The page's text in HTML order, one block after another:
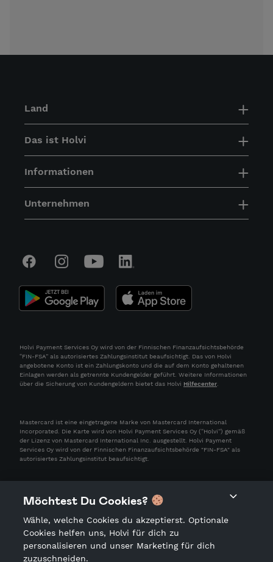
Land
Das ist Holvi
Informationen
Unternehmen
Holvi Payment Services Oy wird von der Finnischen Finanzaufsichtsbehörde
“FIN-FSA” als autorisiertes Zahlungsinstitut beaufsichtigt. Das von Holvi
angebotene Konto ist ein Zahlungskonto und die auf dem Konto gehaltenen
Einlagen werden als getrennte Kundengelder geführt. Weitere Informationen
über die Sicherung von Kundengeldern bietet das Holvi Hilfecenter
Mastercard ist eine eingetragene Marke von Mastercard International
Incorporated. Die Karte wird von Holvi Payment Services Oy (“Holvi”) gemäß
der Lizenz von Mastercard International Inc. ausgestellt. Holvi Payment
Services Oy wird von der Finnischen Finanzaufsichtsbehörde "FIN-FSA" als
autorisiertes Zahlungsinstitut beaufsichtigt.
Möchtest Du Cookies?
Wähle, welche Cookies du akzeptierst. Optionale
Cookies helfen uns, Holvi für dich zu
personalisieren und unser Marketing für dich
zuzuschneiden.